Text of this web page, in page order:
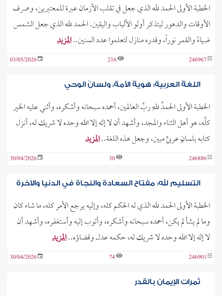
الخطبة الأولى الحمد لله الذي جعل في تقلب الأزمان عبرة للمعتبرين، وصرف
الأوقات والدهور ليتذكر أولو الألباب واليقين. الحمد لله الذي جعل الشمس
ضياءً والقمر نوراً، وقدره منازل لتعلموا عدد السنين..المزيد
246967
216
03/05/2026
اللغةُ العربية: هويةُ الأمة، ولسانُ الوحي
الخطبة الأولى الحمدُ للهِ ربِّ العالمين، أحمده سبحانه وأشكره، وأثني عليه الخير
كلَّه، هو أهل الثناء والمجد، وأشهد أن لا إله إلا الله وحده لا شريك له، أنزل
كتابه بلسانٍ عربيٍّ مبين، وجعل هذه اللغة..المزيد
246886
30
30/04/2026
التسليم لله: مفتاح السعادة والنجاة في الدنيا والآخرة
الخطبة الأولى الحمد لله الذي له الحكم كله، وإليه يرجع الأمر كله، ما شاء كان
وما لم يشأ لم يكن، أحمده سبحانه وأشكره، وأتوب إليه وأستغفره، وأشهد أن
لا إله إلا الله وحده لا شريك له، حكمه عدل وقضاؤه..المزيد
246901
74
30/04/2026
ثمرات الإيمان بالقدر